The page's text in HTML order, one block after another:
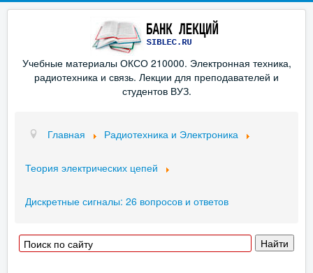
Учебные материалы ОКСО 210000. Электронная техника,
радиотехника и связь. Лекции для преподавателей и
студентов ВУЗ.
Главная Радиотехника и Электроника
Теория электрических цепей
Дискретные сигналы: 26 вопросов и ответов